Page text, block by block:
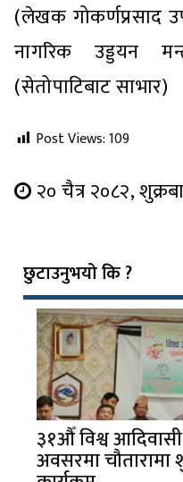
(लेखक गोकर्णप्रसाद
नागरिक उड्डयन
(सेतोपाटिबाट साभार)
Post Views:109
२० चैत्र २०८२,
छुटाउनुभयो कि ?
३१औँ विश्व
अवसरमा